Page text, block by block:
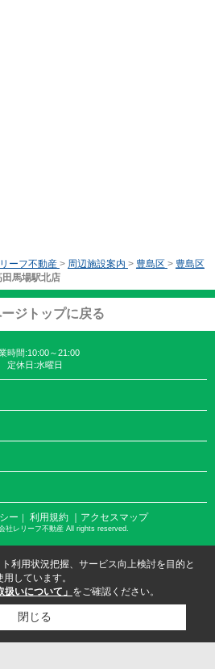
ーフ不動産 > 周辺施設案内 > 豊島区 > 豊島区
田馬場駅北店
ジトップに戻る
時間:10:00～21:00
定休日:水曜日
ー ｜ 利用規約 ｜アクセスマップ
社レリーフ不動産 All rights reserved.
利用状況把握、サービス向上検討を目的と
しています。
扱いについて」 をご確認ください。
閉じる